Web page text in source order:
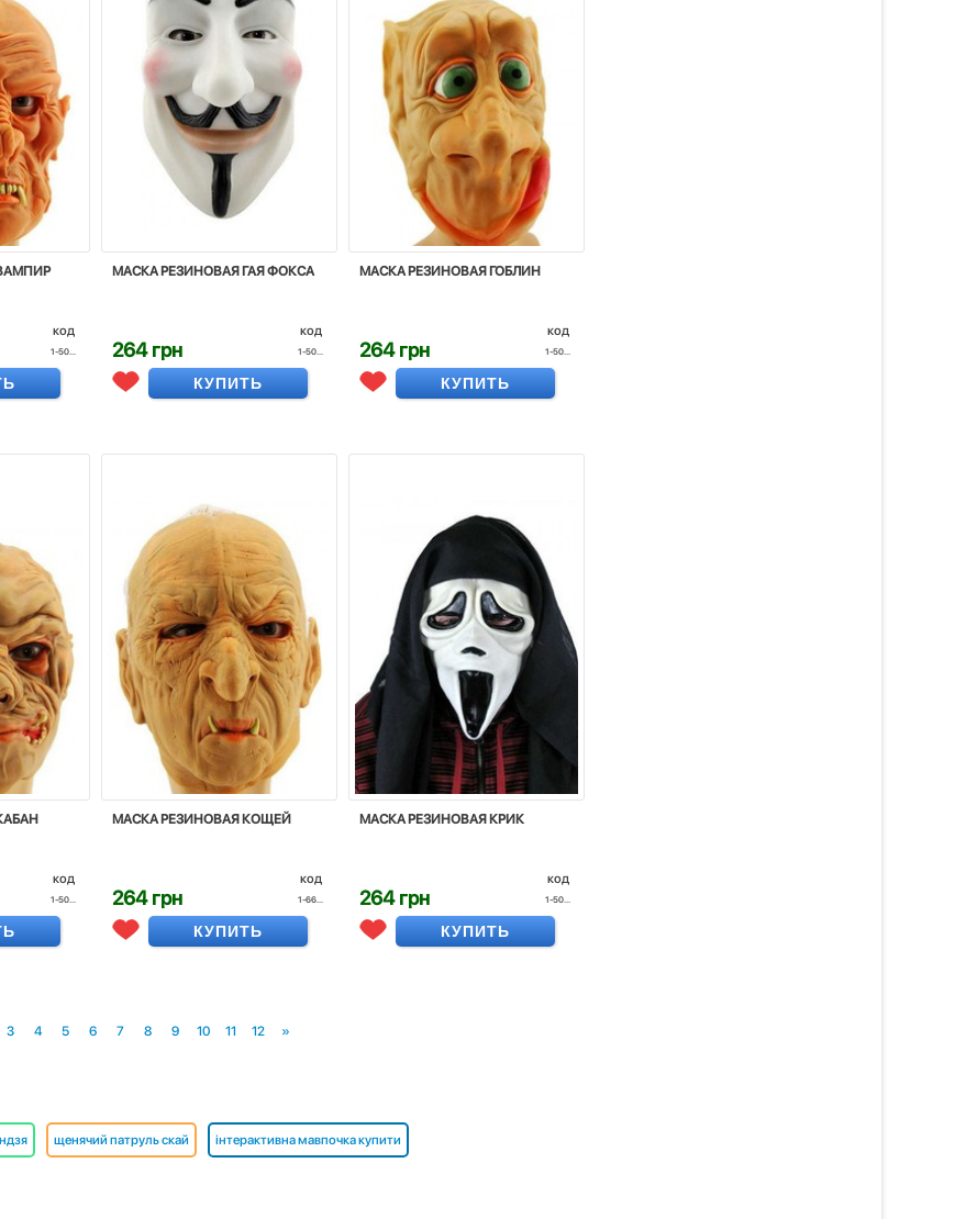
код
1-50...
МАСКА РЕЗИНОВАЯ ГАЯ ФОКСА
264 грн
код
1-50...
КУПИТЬ
МАСКА РЕЗИНОВАЯ ГОБЛИН
264 грн
код
1-50...
КУПИТЬ
код
1-50...
МАСКА РЕЗИНОВАЯ КОЩЕЙ
264 грн
код
1-66...
КУПИТЬ
МАСКА РЕЗИНОВАЯ КРИК
264 грн
код
1-50...
КУПИТЬ
3 4 5 6 7 8 9 10 11 12 »
щенячий патруль скай інтерактивна мавпочка купити